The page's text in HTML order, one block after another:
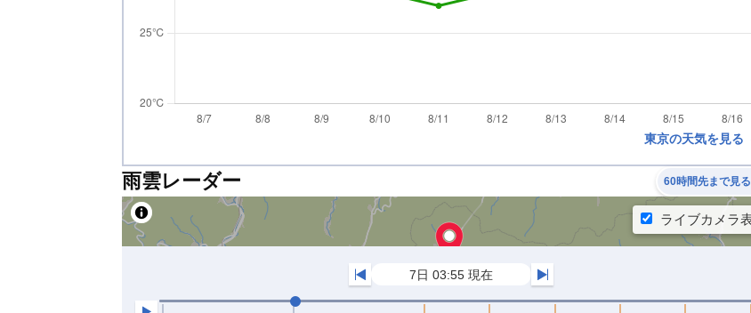
東京の天気を見る
雨雲レーダー 60時間先まで見る